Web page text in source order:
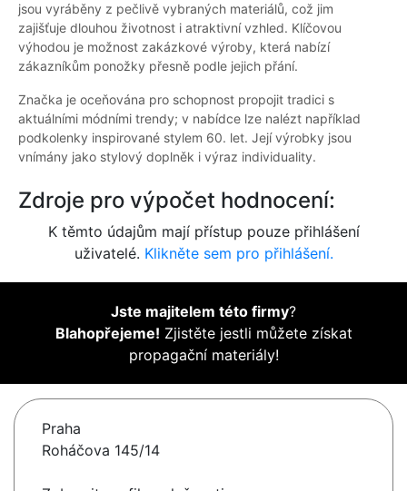
jsou vyráběny z pečlivě vybraných materiálů, což jim
zajišťuje dlouhou životnost i atraktivní vzhled. Klíčovou
výhodou je možnost zakázkové výroby, která nabízí
zákazníkům ponožky přesně podle jejich přání.
Značka je oceňována pro schopnost propojit tradici s
aktuálními módními trendy; v nabídce lze nalézt například
podkolenky inspirované stylem 60. let. Její výrobky jsou
vnímány jako stylový doplněk i výraz individuality.
Zdroje pro výpočet hodnocení:
K těmto údajům mají přístup pouze přihlášení
uživatelé. Klikněte sem pro přihlášení.
Jste majitelem této firmy?
Blahopřejeme! Zjistěte jestli můžete získat
propagační materiály!
Praha
Roháčova 145/14